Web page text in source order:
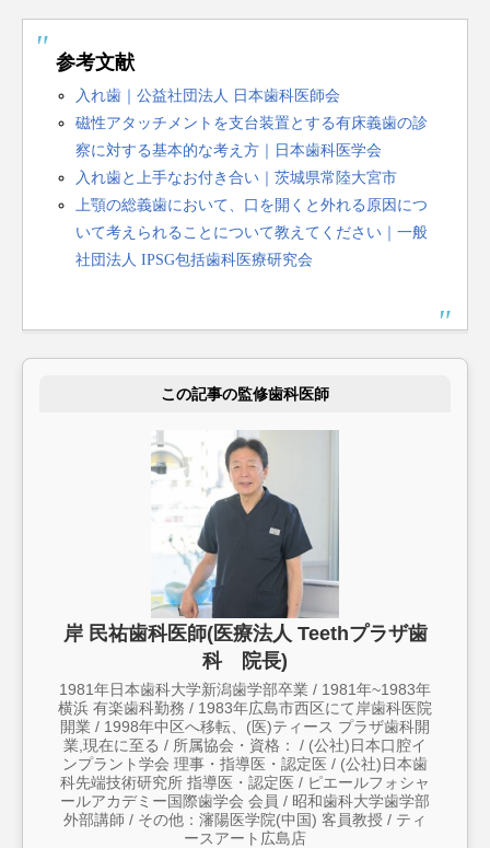
参考文献
入れ歯｜公益社団法人 日本歯科医師会
磁性アタッチメントを支台装置とする有床義歯の診
察に対する基本的な考え方｜日本歯科医学会
入れ歯と上手なお付き合い｜茨城県常陸大宮市
上顎の総義歯において、口を開くと外れる原因につ
いて考えられることについて教えてください｜一般
社団法人 IPSG包括歯科医療研究会
この記事の監修歯科医師
岸 民祐歯科医師(医療法人 Teethプラザ歯
科 院長)
1981年日本歯科大学新潟歯学部卒業 / 1981年~1983年
横浜 有楽歯科勤務 / 1983年広島市西区にて岸歯科医院
開業 / 1998年中区へ移転、(医)ティース プラザ歯科開
業,現在に至る / 所属協会・資格： / (公社)日本口腔イ
ンプラント学会 理事・指導医・認定医 / (公社)日本歯
科先端技術研究所 指導医・認定医 / ピエールフォシャ
ールアカデミー国際歯学会 会員 / 昭和歯科大学歯学部
外部講師 / その他：瀋陽医学院(中国) 客員教授 / ティ
ースアート広島店